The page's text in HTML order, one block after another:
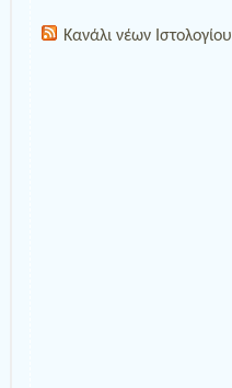
Κανάλι νέων Ιστολογίου